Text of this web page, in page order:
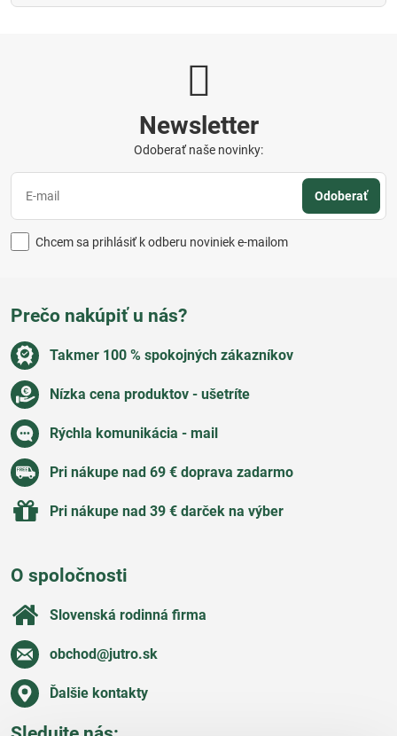
Newsletter
Odoberať naše novinky:
Odoberať
Chcem sa prihlásiť k odberu noviniek e-mailom
Prečo nakúpiť u nás?
Takmer 100 % spokojných zákazníkov
Nízka cena produktov - ušetríte
Rýchla komunikácia - mail
Pri nákupe nad 69 € doprava zadarmo
Pri nákupe nad 39 € darček na výber
O spoločnosti
Slovenská rodinná firma
obchod​@jutro​.sk
Ďalšie kontakty